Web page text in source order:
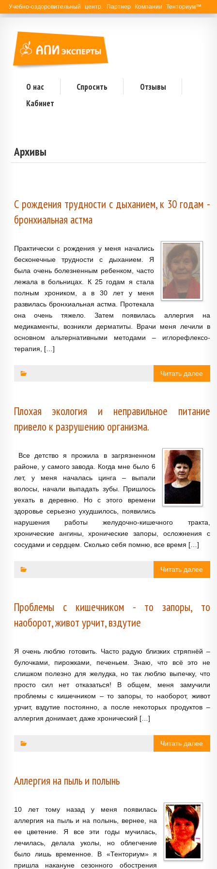
Учебно-оздоровительный центр. Партнер Компании Тенториум™
О нас Спросить
Отзывы
Кабинет
Архивы
С рождения трудности с дыханием, к 30 годам -
бронхиальная астма
Практически с рождения у меня начались
бесконечные трудности с дыханием. Я
была очень болезненным ребенком, часто
лежала в больницах. К 25 годам я стала
полным хроником, а в 30 лет у меня
развилась бронхиальная астма. Протекала
она очень тяжело. Затем появилась аллергия на
медикаменты, возникли дерматиты. Врачи меня лечили в
основном альтернативными методами – иглорефлексо-
терапия, […]
Читать далее
Плохая экология и неправильное питание
привело к разрушению организма.
Все детство я прожила в загрязненном
районе, у самого завода. Когда мне было 6
лет, у меня началась цинга – выпали
волосы, начали выпадать зубы. Пришлось
уехать в деревню. Но с этого времени
здоровье серьезно ухудшилось, появились
нарушения работы желудочно-кишечного тракта,
хронические ангины, хронические запоры, осложнения с
сосудами и сердцем. Сколько себя помню, все время […]
Читать далее
Проблемы с кишечником - то запоры, то
наоборот, живот урчит, вздутие
Я очень люблю готовить. Часто радую близких стряпнёй –
булочками, пирожками, печеньем. Знаю, что всё это не
слишком полезно для желудка, но так люблю выпечку, что
просто сил нет отказаться! В общем, меня замучили
проблемы с кишечником – то запоры, то наоборот, живот
урчит, вздутие постоянно, а после некоторых продуктов –
аллергия донимает, даже хронический […]
Читать далее
Аллергия на пыль и полынь
10 лет тому назад у меня появилась
аллергия на пыль и на полынь, вернее, на
ее цветение. Я все эти годы мучилась,
лечилась, делала уколы, но облегчение
было лишь временное. В «Тенториум» я
пришла накануне сезонного обострения